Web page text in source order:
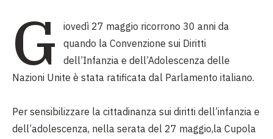
G
iovedì 27 maggio ricorrono 30 anni da
quando la Convenzione sui Diritti
dell’Infanzia e dell’Adolescenza delle
Nazioni Unite è stata ratificata dal Parlamento italiano.
Per sensibilizzare la cittadinanza sui diritti dell’infanzia e
dell’adolescenza, nella serata del 27 maggio,la Cupola